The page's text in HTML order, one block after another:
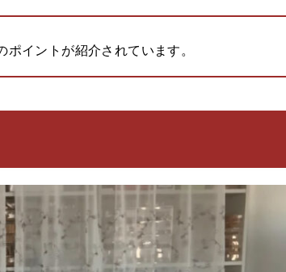
イントが紹介されています。